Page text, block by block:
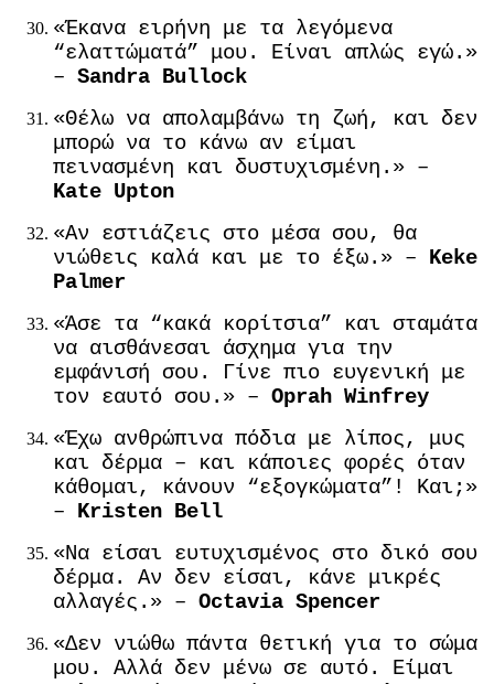
«Έκανα ειρήνη με τα λεγόμενα
“ελαττώματά” μου. Είναι απλώς εγώ.»
– Sandra Bullock
«Θέλω να απολαμβάνω τη ζωή, και δεν
μπορώ να το κάνω αν είμαι
πεινασμένη και δυστυχισμένη.» –
Kate Upton
«Αν εστιάζεις στο μέσα σου, θα
νιώθεις καλά και με το έξω.» – Keke
Palmer
«Άσε τα “κακά κορίτσια” και σταμάτα
να αισθάνεσαι άσχημα για την
εμφάνισή σου. Γίνε πιο ευγενική με
τον εαυτό σου.» – Oprah Winfrey
«Έχω ανθρώπινα πόδια με λίπος, μυς
και δέρμα – και κάποιες φορές όταν
κάθομαι, κάνουν “εξογκώματα”! Και;»
– Kristen Bell
«Να είσαι ευτυχισμένος στο δικό σου
δέρμα. Αν δεν είσαι, κάνε μικρές
αλλαγές.» – Octavia Spencer
«Δεν νιώθω πάντα θετική για το σώμα
μου. Αλλά δεν μένω σε αυτό. Είμαι